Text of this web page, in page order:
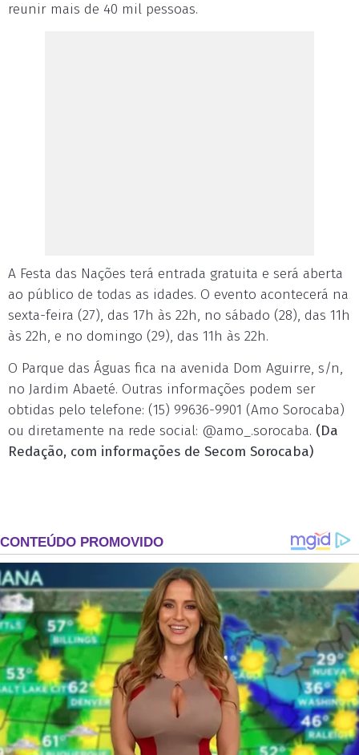
reunir mais de 40 mil pessoas.
A Festa das Nações terá entrada gratuita e será aberta
ao público de todas as idades. O evento acontecerá na
sexta-feira (27), das 17h às 22h, no sábado (28), das 11h
às 22h, e no domingo (29), das 11h às 22h.
O Parque das Águas fica na avenida Dom Aguirre, s/n,
no Jardim Abaeté. Outras informações podem ser
obtidas pelo telefone: (15) 99636-9901 (Amo Sorocaba)
ou diretamente na rede social: @amo_.sorocaba. (Da
Redação, com informações de Secom Sorocaba)